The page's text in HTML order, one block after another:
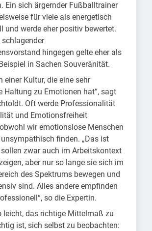
Ein sich ärgernder Fußballtrainer
für viele als energetisch
und werde eher positiv bewertet.
hingegen gelte eher als
in Sachen Souveränität.
einer Kultur, die eine sehr
Haltung zu Emotionen hat“, sagt
Oft werde Professionalität
und Emotionsfreiheit
wir emotionslose Menschen
finden. „Das ist
zwar auch im Arbeitskontext
aber nur so lange sie sich im
des Spektrums bewegen und
sind. Alles andere empfinden
so die Expertin.
leicht, das richtige Mittelmaß zu
ist, sich selbst zu beobachten: